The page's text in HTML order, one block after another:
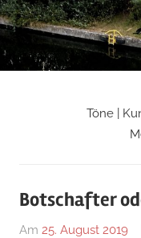
Zum
Inhalt
springen
Martin
Blog
Töne |
Botschafter
Am 25. August 2019